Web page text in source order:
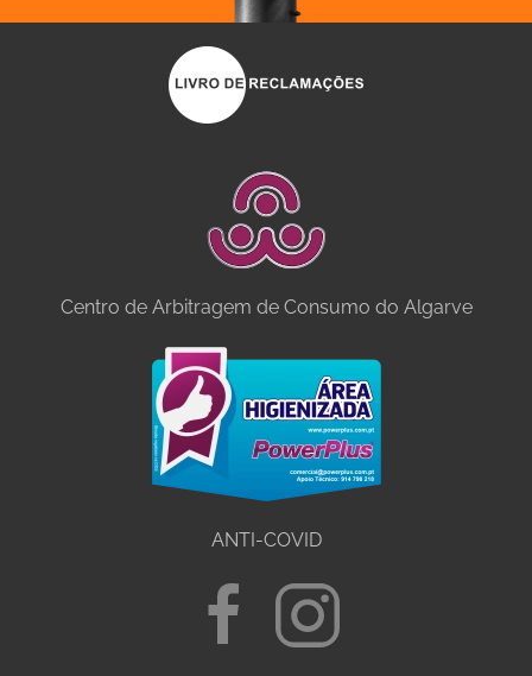
Centro de Arbitragem de Consumo do Algarve
ANTI-COVID